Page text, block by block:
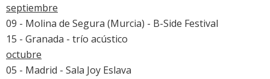
septiembre
09 - Molina de Segura (Murcia) - B-Side Festival
15 - Granada - trío acústico
octubre
05 - Madrid - Sala Joy Eslava